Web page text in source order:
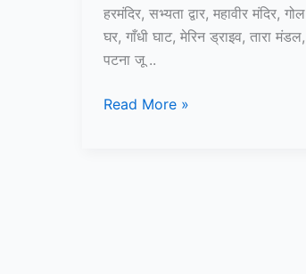
हरमंदिर, सभ्यता द्वार, महावीर मंदिर, गोल
घर, गाँधी घाट, मेरिन ड्राइव, तारा मंडल,
पटना जू ..
पटना
Read More »